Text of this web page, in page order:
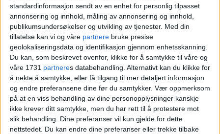
standardinformasjon sendt av en enhet for personlig tilpasset
annonsering og innhold, måling av annonsering og innhold,
publikumsundersøkelser og utvikling av tjenester. Med din
tillatelse kan vi og våre partnere bruke presise
geolokaliseringsdata og identifikasjon gjennom enhetsskanning.
Du kan, som beskrevet ovenfor, klikke for å samtykke til våre og
våre 1731 partneres databehandling. Alternativt kan du klikke for
å nekte å samtykke, eller få tilgang til mer detaljert informasjon
og endre preferansene dine før du samtykker. Vær oppmerksom
på at en viss behandling av dine personopplysninger kanskje
ikke krever ditt samtykke, men du har rett til å protestere mot
slik behandling. Dine preferanser vil kun gjelde for dette
nettstedet. Du kan endre dine preferanser eller trekke tilbake
YR
NYHET